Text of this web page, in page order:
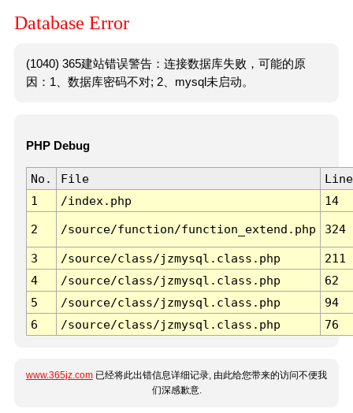
Database Error
(1040) 365建站错误警告：连接数据库失败，可能的原
因：1、数据库密码不对; 2、mysql未启动。
PHP Debug
No. File
Line
1
/index.php 14
2 /source/function/function_extend.php 324
3 /source/class/jzmysql.class.php
211
4
/source/class/jzmysql.class.php
62
5
/source/class/jzmysql.class.php
94
6
/source/class/jzmysql.class.php 76
www.365jz.com 已经将此出错信息详细记录, 由此给您带来的访问不便我
们深感歉意.